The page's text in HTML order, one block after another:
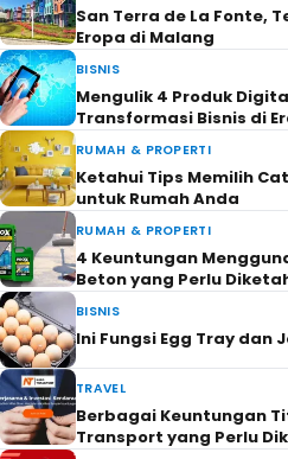
San Terra de La Fonte,
Eropa di Malang
BISNIS
Mengulik 4 Produk
Transformasi Bisnis di
RUMAH & PROPERTI
Ketahui Tips Memilih
untuk Rumah Anda
RUMAH & PROPERTI
4 Keuntungan
Beton yang Perlu
BISNIS
Ini Fungsi Egg Tray dan
TRAVEL
Berbagai Keuntungan
Transport yang Perlu